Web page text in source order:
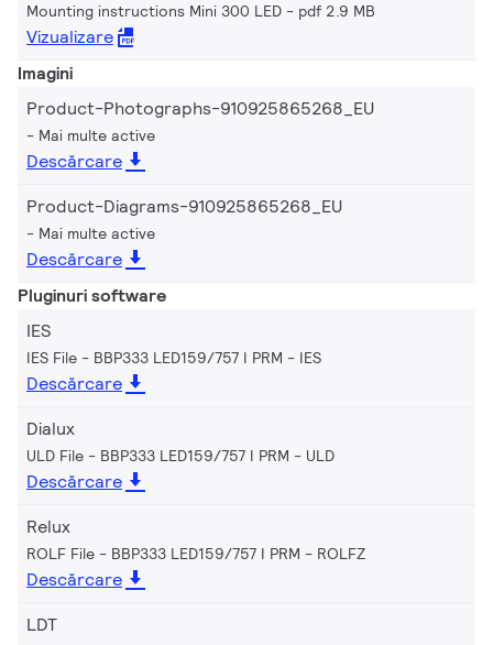
Mounting instructions Mini 300 LED pdf 2.9 MB
Vizualizare
Imagini
Product-Photographs-910925865268_EU
Mai multe active
Descărcare
Product-Diagrams-910925865268_EU
Mai multe active
Descărcare
Pluginuri software
IES
IES File - BBP333 LED159/757 I PRM IES
Descărcare
Dialux
ULD File - BBP333 LED159/757 I PRM ULD
Descărcare
Relux
ROLF File - BBP333 LED159/757 I PRM ROLFZ
Descărcare
LDT